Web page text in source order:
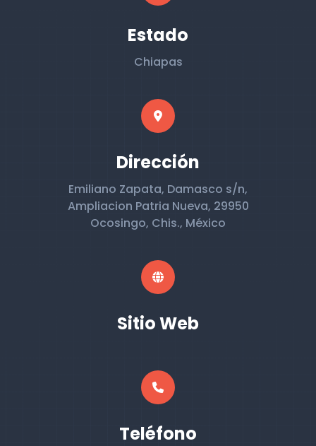
Estado
Chiapas
Dirección
Emiliano Zapata, Damasco s/n,
Ampliacion Patria Nueva, 29950
Ocosingo, Chis., México
Sitio Web
Teléfono